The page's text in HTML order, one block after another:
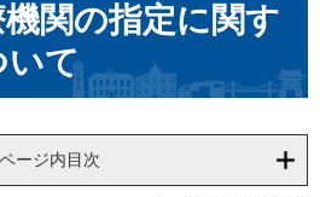
関の指定に関す
いて
ページ内目次